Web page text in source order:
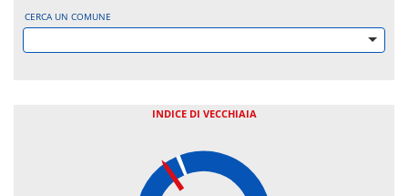
CERCA UN COMUNE
INDICE DI VECCHIAIA